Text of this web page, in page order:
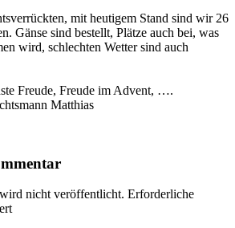
mit heutigem Stand sind wir 26
Gänse sind bestellt, Plätze auch bei, was
wird, schlechten Wetter sind auch
Freude, Freude im Advent, ….
Matthias
nicht veröffentlicht. Erforderliche